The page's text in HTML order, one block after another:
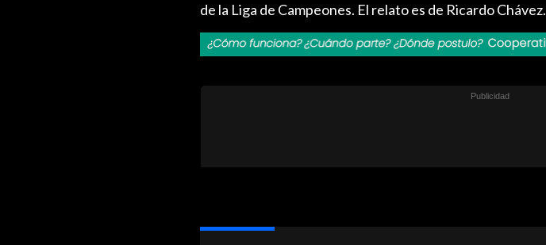
de la Liga de Campeones. El relato es de Ricardo Chávez.